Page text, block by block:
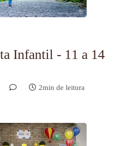
- 11 a 14
2min de leitura